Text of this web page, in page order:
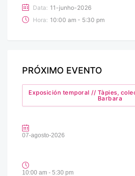
Data: 11-junho-2026
Hora: 10:00 am - 5:30 pm
PRÓXIMO EVENTO
Exposición temporal // Tàpies,
Barbara
07-agosto-2026
10:00 am - 5:30 pm